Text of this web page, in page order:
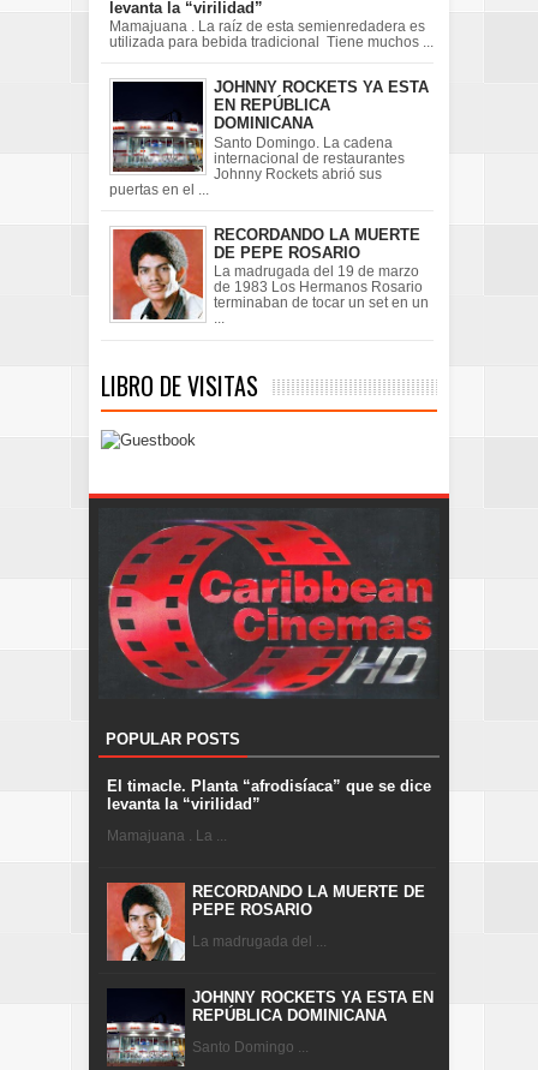
levanta la “virilidad”
Mamajuana . La raíz de esta semienredadera es
utilizada para bebida tradicional Tiene muchos ...
JOHNNY ROCKETS YA ESTA
EN REPÚBLICA
DOMINICANA
Santo Domingo. La cadena
internacional de restaurantes
Johnny Rockets abrió sus
puertas en el ...
RECORDANDO LA MUERTE
DE PEPE ROSARIO
La madrugada del 19 de marzo
de 1983 Los Hermanos Rosario
terminaban de tocar un set en un
...
LIBRO DE VISITAS
POPULAR POSTS
El timacle. Planta “afrodisíaca” que se dice
levanta la “virilidad”
Mamajuana . La ...
RECORDANDO LA MUERTE DE
PEPE ROSARIO
La madrugada del ...
JOHNNY ROCKETS YA ESTA EN
REPÚBLICA DOMINICANA
Santo Domingo ...